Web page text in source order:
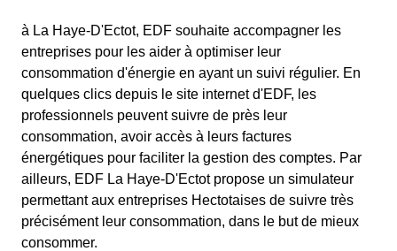
à La Haye-D'Ectot, EDF souhaite accompagner les
entreprises pour les aider à optimiser leur
consommation d'énergie en ayant un suivi régulier. En
quelques clics depuis le site internet d'EDF, les
professionnels peuvent suivre de près leur
consommation, avoir accès à leurs factures
énergétiques pour faciliter la gestion des comptes. Par
ailleurs, EDF La Haye-D'Ectot propose un simulateur
permettant aux entreprises Hectotaises de suivre très
précisément leur consommation, dans le but de mieux
consommer.